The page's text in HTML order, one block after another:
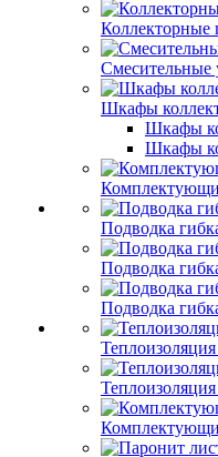
Коллекторные
Смесительные
Шкафы
Шкафы
Шкафы
Подводка
Подводка
Подводка